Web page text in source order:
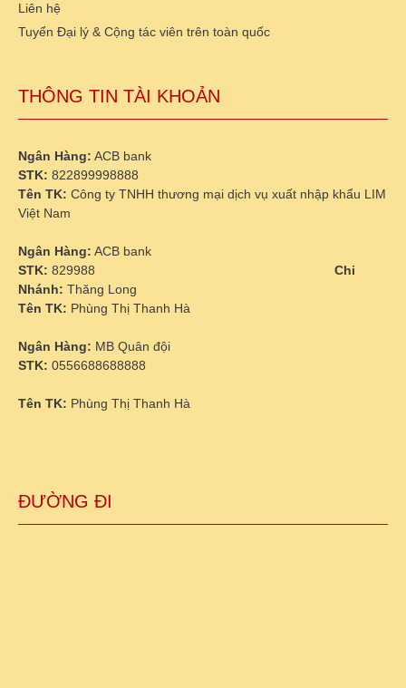
Liên hệ
Tuyển Đại lý & Cộng tác viên trên toàn quốc
THÔNG TIN TÀI KHOẢN
Ngân Hàng: ACB bank
STK: 822899998888
Tên TK: Công ty TNHH thương mại dịch vụ xuất nhập khẩu LIM
Việt Nam
Ngân Hàng: ACB bank
STK: 829988 Chi
Nhánh: Thăng Long
Tên TK: Phùng Thị Thanh Hà
Ngân Hàng: MB Quân đội
STK: 0556688688888
Tên TK: Phùng Thị Thanh Hà
ĐƯỜNG ĐI